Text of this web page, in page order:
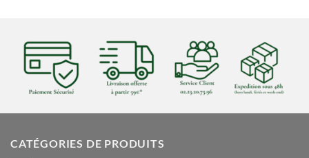
CATÉGORIES DE PRODUITS